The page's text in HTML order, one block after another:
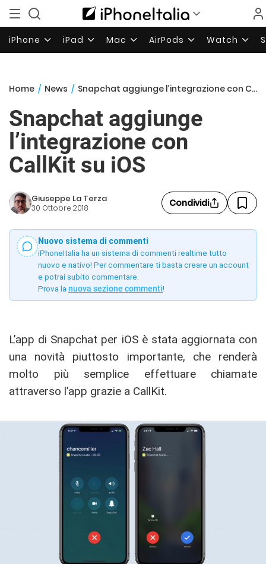
iPhone iPad Mac AirPods Watch
Home / News / Snapchat aggiunge l’integrazione con CallKit su iOS
Snapchat aggiunge
l’integrazione con
CallKit su iOS
Giuseppe La Terza
30 Ottobre 2018 Condividi
Nuovo sistema di commenti
iPhoneItalia ha un sistema di commenti realtime tutto
nuovo e nativo! Per commentare ti basta creare un account
e potrai subito commentare.
Prova la nuova sezione commenti!
L’app di Snapchat per iOS è stata aggiornata con
una novità piuttosto importante, che renderà
molto più semplice effettuare chiamate
attraverso l’app grazie a CallKit.